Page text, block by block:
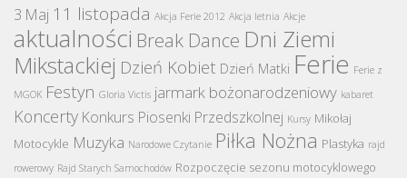
3 Maj 11 listopada Akcja Ferie 2012 Akcja letnia Akcje
aktualności Break Dance Dni Ziemi
Mikstackiej Dzień Kobiet Dzień Matki Ferie Ferie z
MGOK Festyn Gloria Victis jarmark bożonarodzeniowy kabaret
Koncerty Konkurs Piosenki Przedszkolnej Kursy Mikołaj
Motocykle Muzyka Narodowe Czytanie Piłka Nożna Plastyka rajd
rowerowy Rajd Starych Samochodów Rozpoczęcie sezonu motocyklowego